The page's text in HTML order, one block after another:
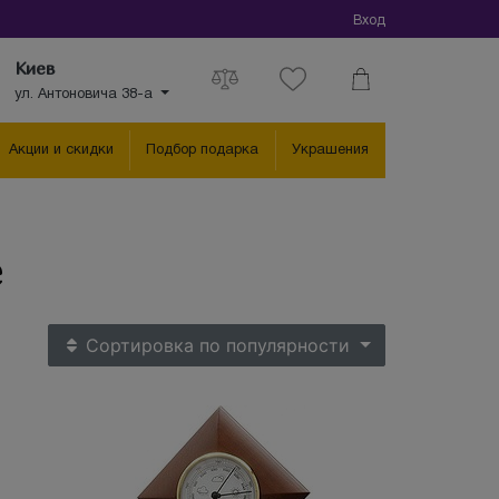
Вход
Киев
ул. Антоновича 38-а
Акции и скидки Подбор подарка Украшения
Сортировка по популярности